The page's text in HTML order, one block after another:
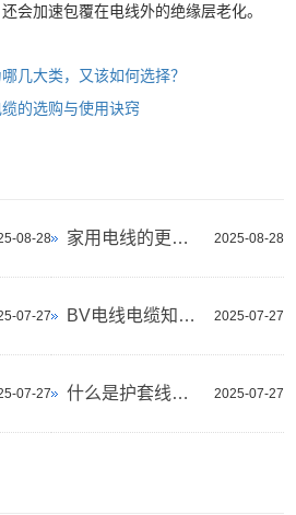
会加速包覆在电线外的绝缘层老化。
几大类，又该如何选择？
的选购与使用诀窍
08-28 2025-08-28
家用电线的更换年限是几年？
07-27 2025-07-27
BV电线电缆知识，先收藏起来！
07-27 2025-07-27
什么是护套线？你知道吗